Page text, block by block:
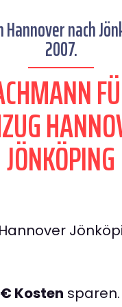
Hannover nach
2007.
JÖNKÖPING
Kosten sparen.